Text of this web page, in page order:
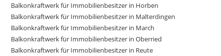
Balkonkraftwerk für Immobilienbesitzer in Horben
Balkonkraftwerk für Immobilienbesitzer in Malterdingen
Balkonkraftwerk für Immobilienbesitzer in March
Balkonkraftwerk für Immobilienbesitzer in Oberried
Balkonkraftwerk für Immobilienbesitzer in Reute